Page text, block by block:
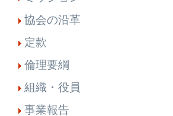
協会の沿革
定款
倫理要綱
組織・役員
事業報告